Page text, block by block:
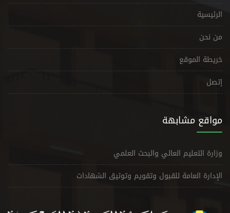
الرئيسية
من نحن
خريطة الموقع
إتصل
مواقع مشابهة
وزارة التعليم العالي والبحث العلمي
الإدارة العامة للقبول وتقويم وتوثيق الشهادات